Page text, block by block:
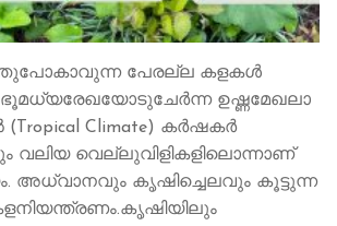
പേരല്ല കളകള്‍
ഭൂമധ്യരേഖയോടുചേര്‍ന്ന ഉഷ്ണമേഖലാ
Climate) കർഷകർ
വലിയ വെല്ലുവിളികളിലൊന്നാണ്
അധ്വാനവും കൃഷിച്ചെലവും കൂട്ടുന്ന